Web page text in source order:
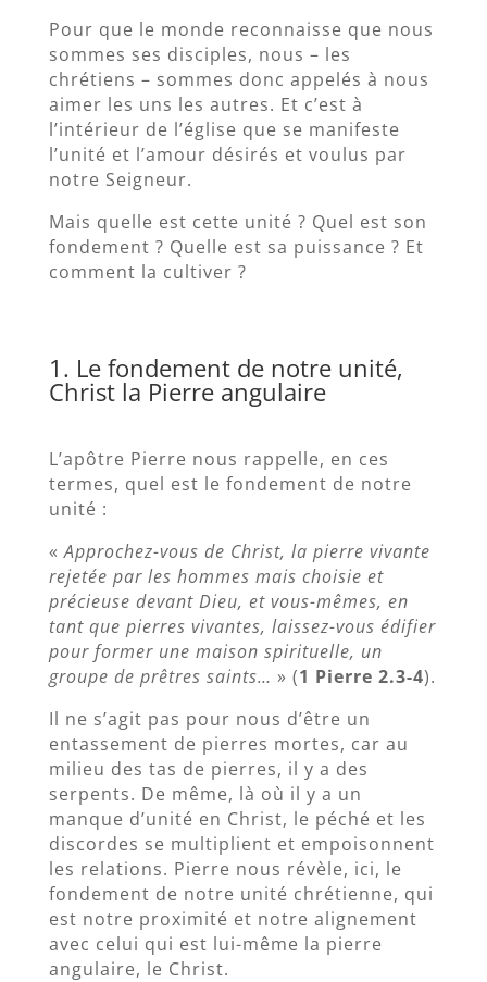
Pour que le monde reconnaisse que nous
sommes ses disciples, nous – les
chrétiens – sommes donc appelés à nous
aimer les uns les autres. Et c’est à
l’intérieur de l’église que se manifeste
l’unité et l’amour désirés et voulus par
notre Seigneur.
Mais quelle est cette unité ? Quel est son
fondement ? Quelle est sa puissance ? Et
comment la cultiver ?
1. Le fondement de notre unité,
Christ la Pierre angulaire
L’apôtre Pierre nous rappelle, en ces
termes, quel est le fondement de notre
unité :
«Approchez-vous de Christ, la pierre vivante
rejetée par les hommes mais choisie et
précieuse devant Dieu, et vous-mêmes, en
tant que pierres vivantes, laissez-vous édifier
pour former une maison spirituelle, un
groupe de prêtres saints… » (1 Pierre 2.3-4).
Il ne s’agit pas pour nous d’être un
entassement de pierres mortes, car au
milieu des tas de pierres, il y a des
serpents. De même, là où il y a un
manque d’unité en Christ, le péché et les
discordes se multiplient et empoisonnent
les relations. Pierre nous révèle, ici, le
fondement de notre unité chrétienne, qui
est notre proximité et notre alignement
avec celui qui est lui-même la pierre
angulaire, le Christ.